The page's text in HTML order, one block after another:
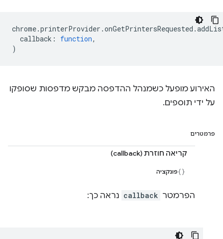
chrome.printerProvider .onGetPrintersRequested .
callback : function,
)
האירוע מופעל כשמנהל ההדפסה מבקש מדפסות שסופקו
על ידי תוספים.
פרמטרים
קריאה חוזרת (callback)
פונקציה
הפרמטר callback נראה כך: